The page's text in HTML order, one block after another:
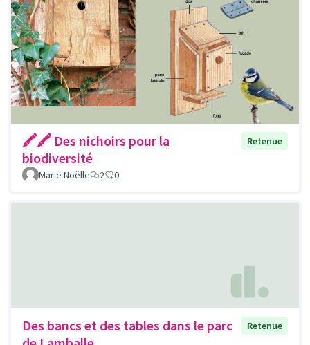
🖍🖍 Des nichoirs pour la
biodiversité
Retenue
Marie Noëlle 2 0
Des bancs et des tables dans le parc
Retenue